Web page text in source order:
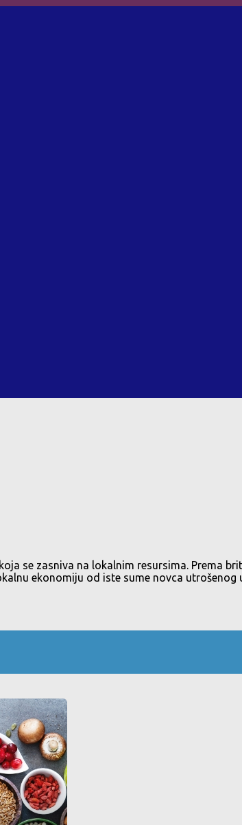
se zasniva na lokalnim resursima. Prema
ekonomiju od iste sume novca utrošenog